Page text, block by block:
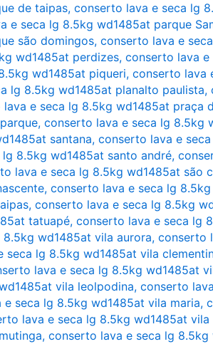
de taipas, conserto lava e seca lg
e seca lg 8.5kg wd1485at parque
são domingos, conserto lava e
wd1485at perdizes, conserto lava e
wd1485at piqueri, conserto lava
lg 8.5kg wd1485at planalto paulista,
e seca lg 8.5kg wd1485at praça
, conserto lava e seca lg 8.5kg
santana, conserto lava e
8.5kg wd1485at santo andré,
lava e seca lg 8.5kg wd1485at são
, conserto lava e seca lg
, conserto lava e seca lg 8.5kg
tatuapé, conserto lava e seca lg
wd1485at vila aurora, conserto
seca lg 8.5kg wd1485at vila
lava e seca lg 8.5kg wd1485at
vila leolpodina, conserto
seca lg 8.5kg wd1485at vila maria,
lava e seca lg 8.5kg wd1485at vila
, conserto lava e seca lg 8.5kg